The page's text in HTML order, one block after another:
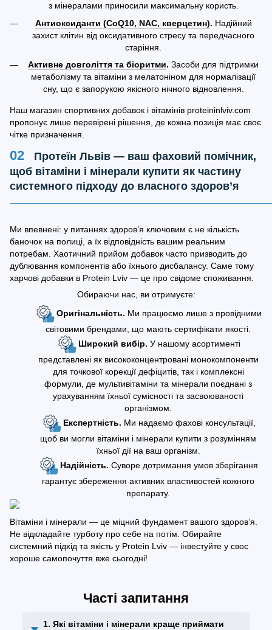
з мінералами приносили максимальну користь.
Антиоксиданти (CoQ10, NAC, кверцетин). Надійний
захист клітин від оксидативного стресу та передчасного
старіння.
Активне довголіття та біоритми. Засоби для підтримки
метаболізму та вітаміни з мелатоніном для нормалізації
сну, що є запорукою якісного нічного відновлення.
Наш магазин спортивних добавок і вітамінів proteininlviv.com
пропонує лише перевірені рішення, де кожна позиція має своє
чітке призначення.
Протеїн Львів — ваш фаховий помічник,
щоб вітаміни і мінерали купити як частину
системного підходу до власного здоров’я
Ми впевнені: у питаннях здоров’я ключовим є не кількість
баночок на полиці, а їх відповідність вашим реальним
потребам. Хаотичний прийом добавок часто призводить до
дублювання компонентів або їхнього дисбалансу. Саме тому
харчові добавки в Protein Lviv — це про свідоме споживання.
Обираючи нас, ви отримуєте:
Оригінальність. Ми працюємо лише з провідними
світовими брендами, що мають сертифікати якості.
Широкий вибір. У нашому асортименті
представлені як висококонцентровані монокомпоненти
для точкової корекції дефіцитів, так і комплексні
формули, де мультивітаміни та мінерали поєднані з
урахуванням їхньої сумісності та засвоюваності
організмом.
Експертність. Ми надаємо фахові консультації,
щоб ви могли вітаміни і мінерали купити з розумінням
їхньої дії на ваш організм.
Надійність. Суворе дотримання умов зберігання
гарантує збереження активних властивостей кожного
препарату.
Вітаміни і мінерали — це міцний фундамент вашого здоров’я.
Не відкладайте турботу про себе на потім. Обирайте
системний підхід та якість у Protein Lviv — інвестуйте у своє
хороше самопочуття вже сьогодні!
Часті запитання
1. Які вітаміни і мінерали краще приймати